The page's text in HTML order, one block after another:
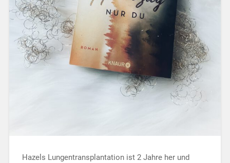
Hazels Lungentransplantation ist 2 Jahre her und